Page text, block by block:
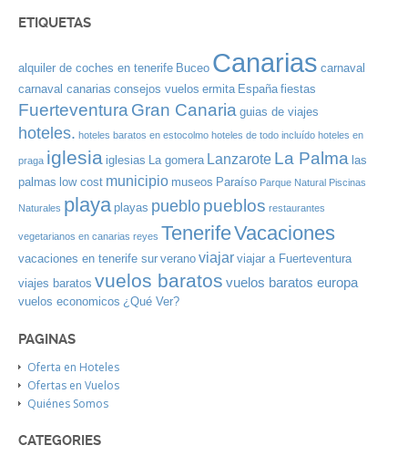
ETIQUETAS
alquiler de coches en tenerife Buceo Canarias carnaval
carnaval canarias consejos vuelos ermita España fiestas
Fuerteventura Gran Canaria guias de viajes
hoteles. hoteles baratos en estocolmo hoteles de todo incluído hoteles en
praga iglesia iglesias La gomera Lanzarote La Palma las
palmas low cost municipio museos Paraíso Parque Natural Piscinas
Naturales playa playas pueblo pueblos restaurantes
vegetarianos en canarias reyes TenerifeVacaciones
vacaciones en tenerife sur verano viajar viajar a Fuerteventura
viajes baratos vuelos baratos vuelos baratos europa
vuelos economicos ¿Qué Ver?
PAGINAS
Oferta en Hoteles
Ofertas en Vuelos
Quiénes Somos
CATEGORIES